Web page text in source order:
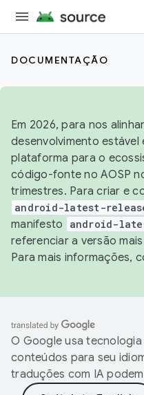
DOCUMENTAÇÃO
Em 2026, para nos
desenvolvimento
plataforma para o
código-fonte no AOSP
trimestres. Para criar e
android-latest-
manifesto
android-
referenciar a versão
Para mais informações,
O Google usa
conteúdos para seu
traduções com IA